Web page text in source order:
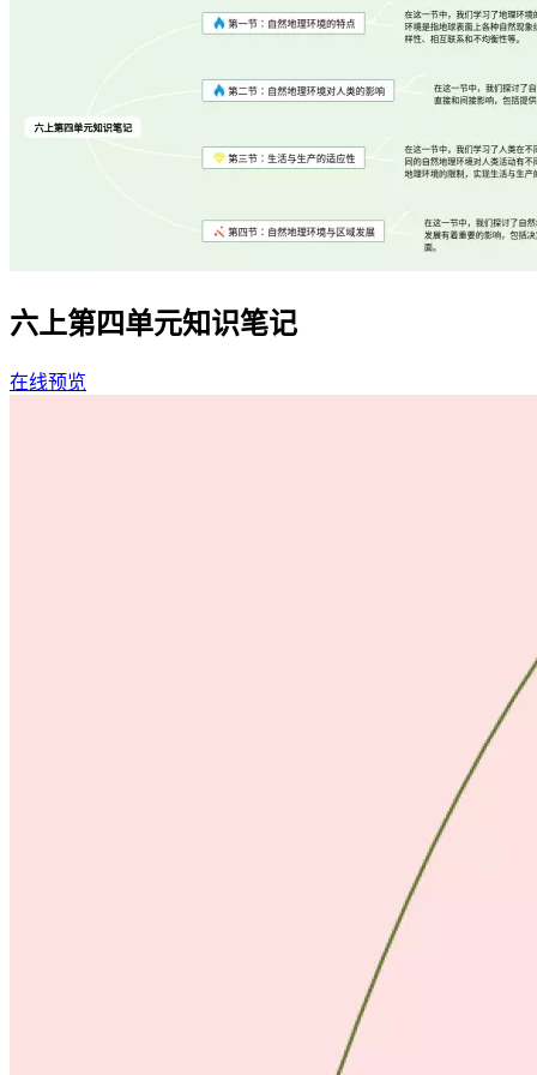
六上第四单元知识笔记
在线预览